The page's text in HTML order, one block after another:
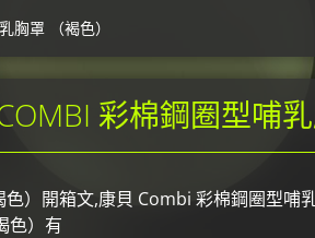
胸罩 （褐色）
彩棉鋼圈型哺乳
）開箱文,康貝 Combi 彩棉鋼圈型
色）有